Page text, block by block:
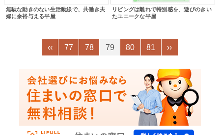
無駄な動きのない生活動線で、共働き夫
婦に余裕与える平屋
リビングは離れで特別感を、遊びのきい
たユニークな平屋
‹‹ 77 78 79 80 81 ››